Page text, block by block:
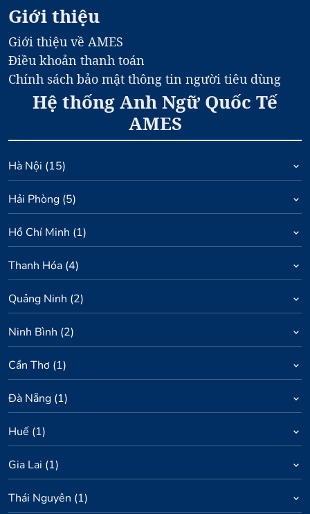
Giới thiệu
Giới thiệu về AMES
Điều khoản thanh toán
Chính sách bảo mật thông tin người tiêu dùng
Hệ thống Anh Ngữ Quốc Tế
AMES
Hà Nội (15)
Hải Phòng (5)
Hồ Chí Minh (1)
Thanh Hóa (4)
Quảng Ninh (2)
Ninh Bình (2)
Cần Thơ (1)
Đà Nẵng (1)
Huế (1)
Gia Lai (1)
Thái Nguyên (1)